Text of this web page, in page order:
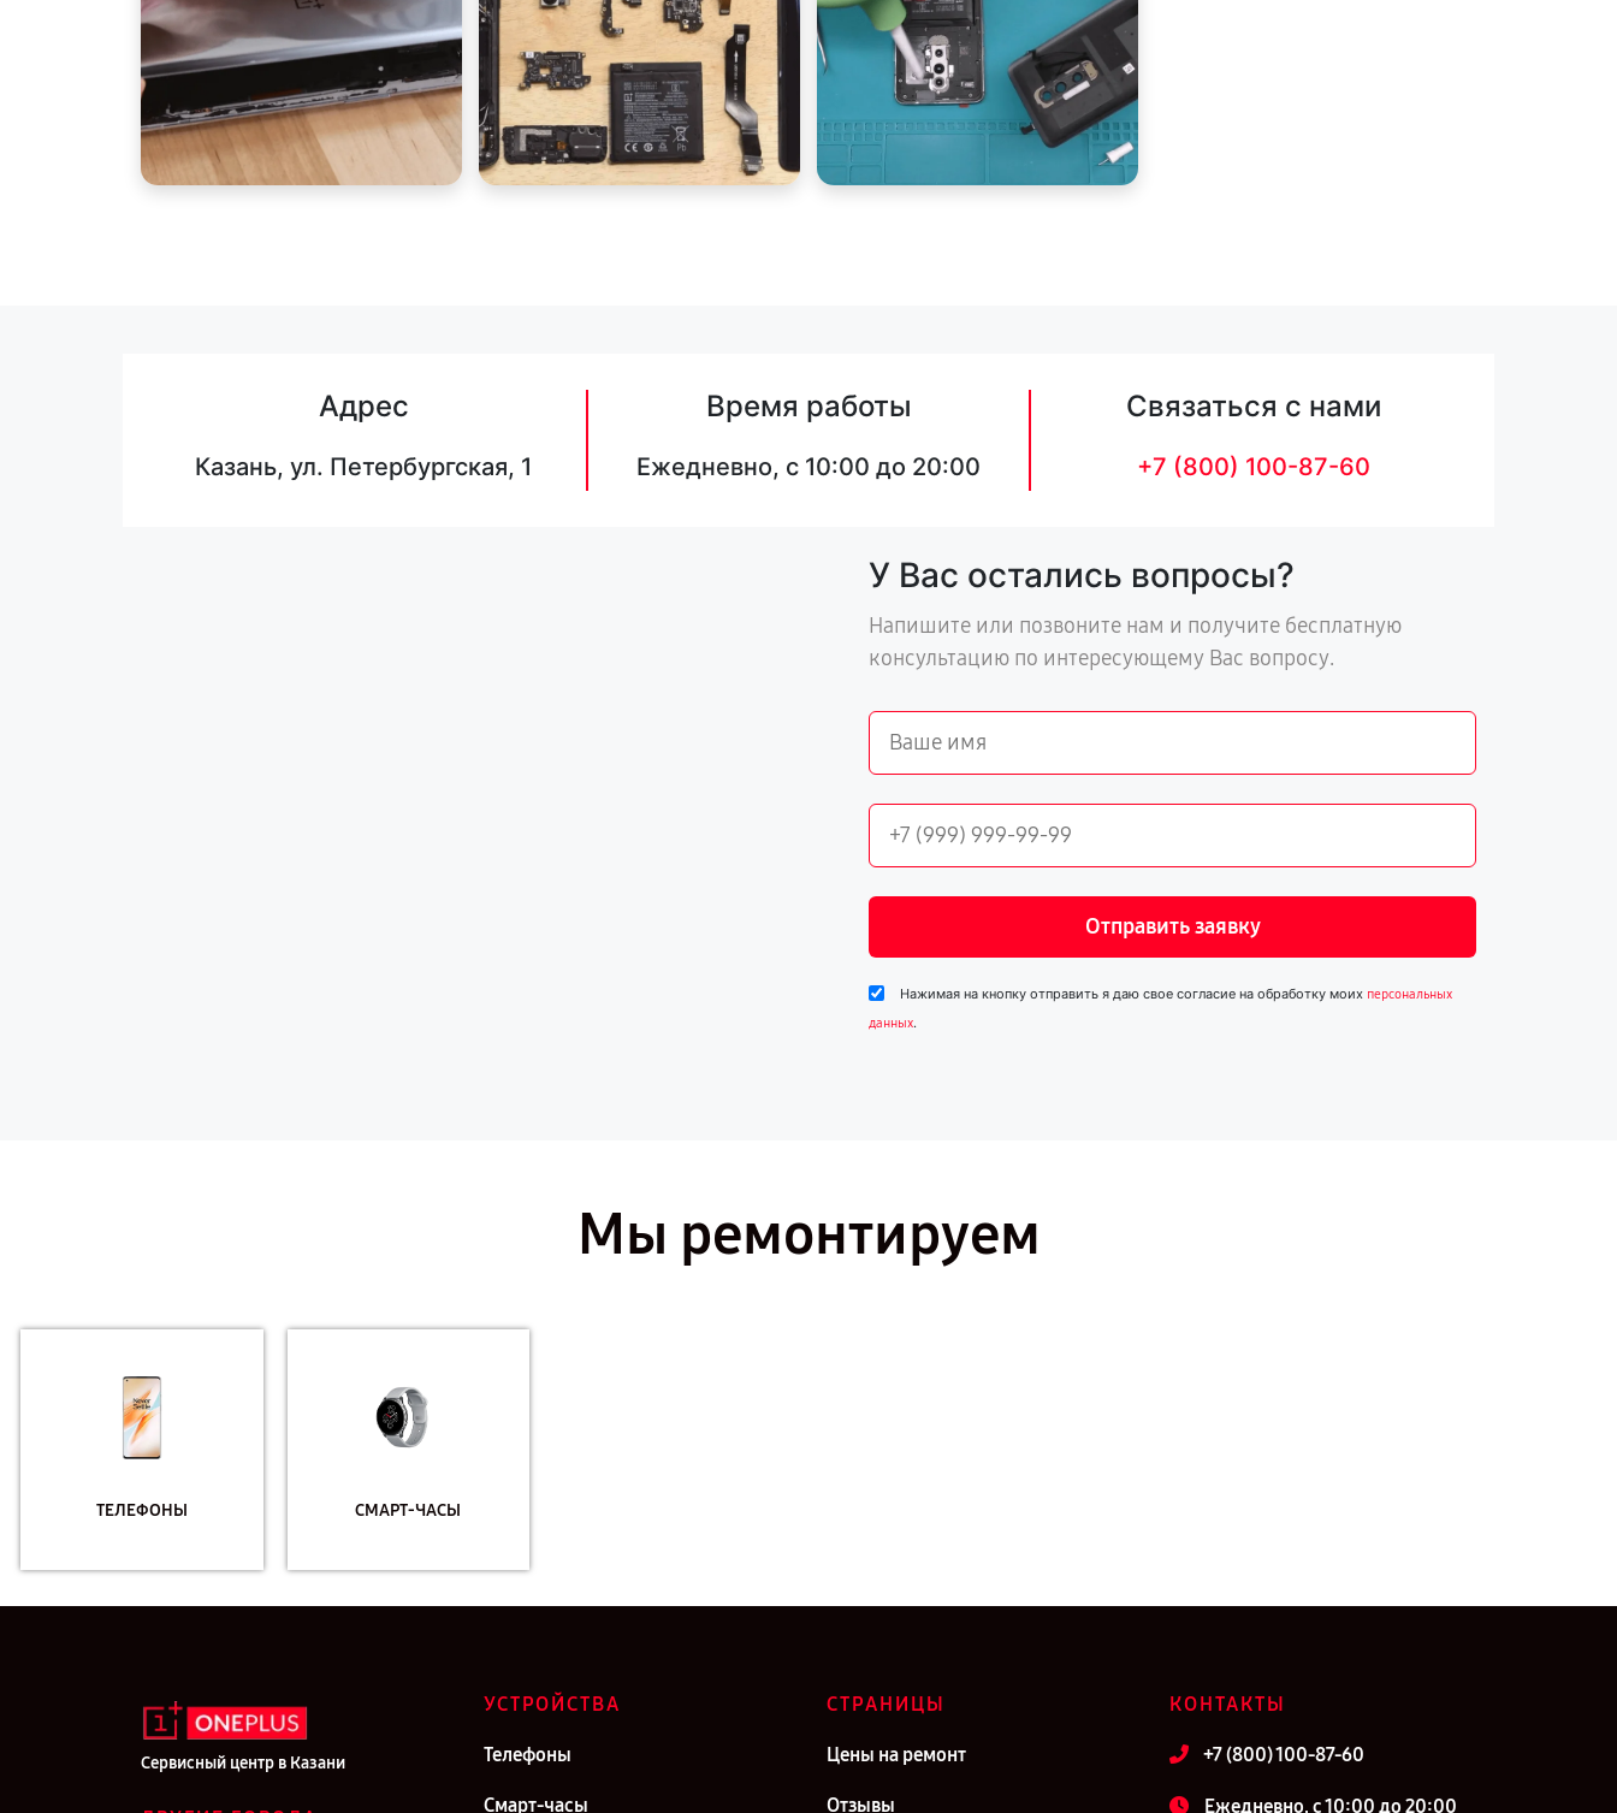
Адрес
Казань, ул. Петербургская, 1
Время работы
Ежедневно, с 10:00 до 20:00
Связаться с нами
+7 (800) 100-87-60
У Вас остались вопросы?
Напишите или позвоните нам и получите бесплатную
консультацию по интересующему Вас вопросу.
Отправить заявку
Нажимая на кнопку отправить я даю свое согласие на обработку моих персональных
данных.
Мы ремонтируем
ТЕЛЕФОНЫ СМАРТ-ЧАСЫ
Сервисный центр в Казани
УСТРОЙСТВА
Телефоны
Смарт-часы
СТРАНИЦЫ
Цены на ремонт
Отзывы
КОНТАКТЫ
+7 (800) 100-87-60
Ежедневно, с 10:00 до 20:00